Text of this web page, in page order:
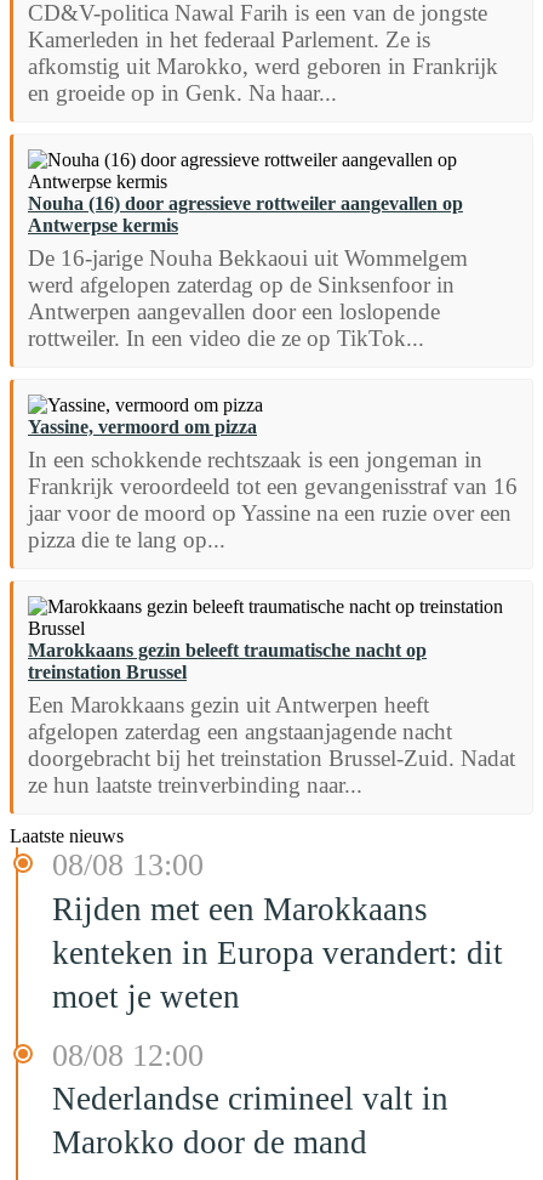
CD&V-politica Nawal Farih is een van de jongste
Kamerleden in het federaal Parlement. Ze is
afkomstig uit Marokko, werd geboren in Frankrijk
en groeide op in Genk. Na haar...
Nouha (16) door agressieve rottweiler aangevallen op
Antwerpse kermis
De 16-jarige Nouha Bekkaoui uit Wommelgem
werd afgelopen zaterdag op de Sinksenfoor in
Antwerpen aangevallen door een loslopende
rottweiler. In een video die ze op TikTok...
Yassine, vermoord om pizza
In een schokkende rechtszaak is een jongeman in
Frankrijk veroordeeld tot een gevangenisstraf van 16
jaar voor de moord op Yassine na een ruzie over een
pizza die te lang op...
Marokkaans gezin beleeft traumatische nacht op
treinstation Brussel
Een Marokkaans gezin uit Antwerpen heeft
afgelopen zaterdag een angstaanjagende nacht
doorgebracht bij het treinstation Brussel-Zuid. Nadat
ze hun laatste treinverbinding naar...
Laatste nieuws
08/08 13:00
Rijden met een Marokkaans
kenteken in Europa verandert: dit
moet je weten
08/08 12:00
Nederlandse crimineel valt in
Marokko door de mand